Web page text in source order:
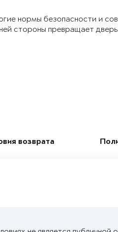
нормы безопасности и
стороны превращает
возврата